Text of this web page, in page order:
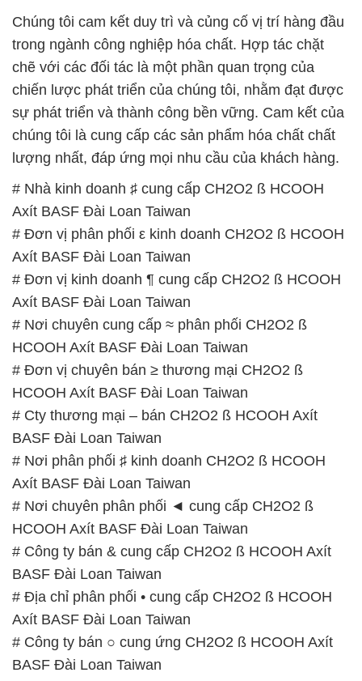
Chúng tôi cam kết duy trì và củng cố vị trí hàng đầu
trong ngành công nghiệp hóa chất. Hợp tác chặt
chẽ với các đối tác là một phần quan trọng của
chiến lược phát triển của chúng tôi, nhằm đạt được
sự phát triển và thành công bền vững. Cam kết của
chúng tôi là cung cấp các sản phẩm hóa chất chất
lượng nhất, đáp ứng mọi nhu cầu của khách hàng.
# Nhà kinh doanh ♯ cung cấp CH2O2 ß HCOOH
Axít BASF Đài Loan Taiwan
# Đơn vị phân phối ε kinh doanh CH2O2 ß HCOOH
Axít BASF Đài Loan Taiwan
# Đơn vị kinh doanh ¶ cung cấp CH2O2 ß HCOOH
Axít BASF Đài Loan Taiwan
# Nơi chuyên cung cấp ≈ phân phối CH2O2 ß
HCOOH Axít BASF Đài Loan Taiwan
# Đơn vị chuyên bán ≥ thương mại CH2O2 ß
HCOOH Axít BASF Đài Loan Taiwan
# Cty thương mại – bán CH2O2 ß HCOOH Axít
BASF Đài Loan Taiwan
# Nơi phân phối ♯ kinh doanh CH2O2 ß HCOOH
Axít BASF Đài Loan Taiwan
# Nơi chuyên phân phối ◄ cung cấp CH2O2 ß
HCOOH Axít BASF Đài Loan Taiwan
# Công ty bán & cung cấp CH2O2 ß HCOOH Axít
BASF Đài Loan Taiwan
# Địa chỉ phân phối • cung cấp CH2O2 ß HCOOH
Axít BASF Đài Loan Taiwan
# Công ty bán ○ cung ứng CH2O2 ß HCOOH Axít
BASF Đài Loan Taiwan